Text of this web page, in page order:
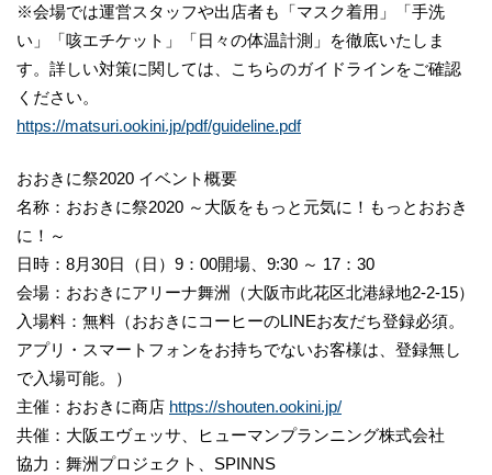
※会場では運営スタッフや出店者も「マスク着用」「手洗
い」「咳エチケット」「日々の体温計測」を徹底いたしま
す。詳しい対策に関しては、こちらのガイドラインをご確認
ください。
https://matsuri.ookini.jp/pdf/guideline.pdf
おおきに祭2020 イベント概要
名称：おおきに祭2020 ～大阪をもっと元気に！もっとおおき
に！～
日時：8月30日（日）9：00開場、9:30 ～ 17：30
会場：おおきにアリーナ舞洲（大阪市此花区北港緑地2-2-15）
入場料：無料（おおきにコーヒーのLINEお友だち登録必須。
アプリ・スマートフォンをお持ちでないお客様は、登録無し
で入場可能。）
主催：おおきに商店 https://shouten.ookini.jp/
共催：大阪エヴェッサ、ヒューマンプランニング株式会社
協力：舞洲プロジェクト、SPINNS